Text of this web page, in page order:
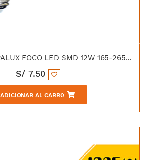
[HL-B-12CW] OPALUX FOCO LED SMD 12W 165-265VAC E-27 LUZ BLANCA
S/ 7.50
ADICIONAR AL CARRO